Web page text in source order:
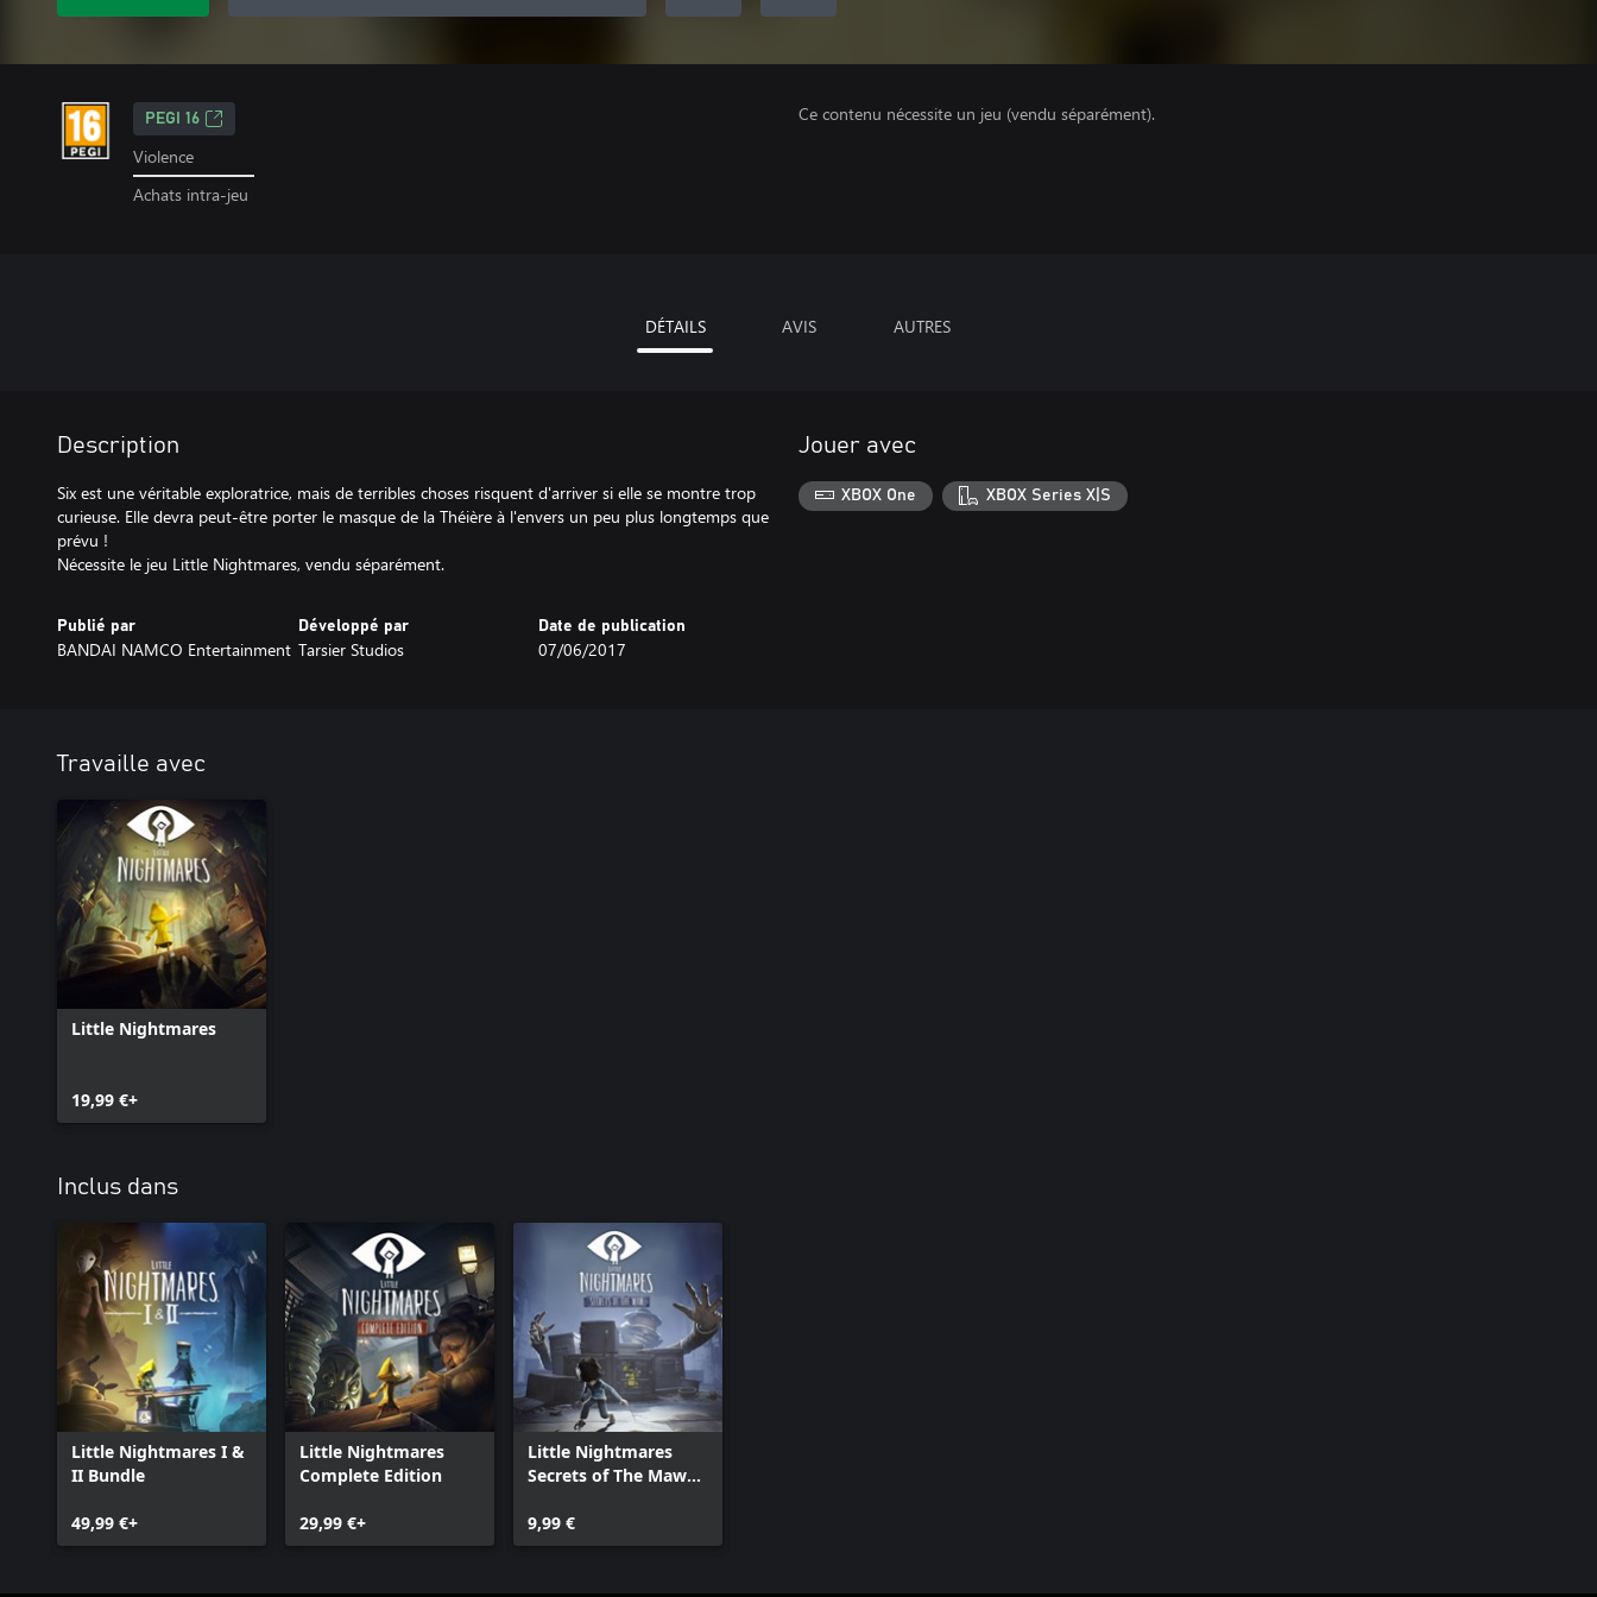
PEGI 16
Violence
Achats intra-jeu
Ce contenu nécessite un jeu (vendu séparément).
DÉTAILS AVIS AUTRES
Description
Six est une véritable exploratrice, mais de terribles choses risquent d'arriver si elle se montre trop
curieuse. Elle devra peut-être porter le masque de la Théière à l'envers un peu plus longtemps que
prévu !
Nécessite le jeu Little Nightmares, vendu séparément.
Publié par
BANDAI NAMCO Entertainment
Développé par
Tarsier Studios
Date de publication
07/06/2017
Jouer avec
XBOX One XBOX Series X|S
Travaille avec
Little Nightmares
19,99 €+
Inclus dans
Little Nightmares I &
II Bundle
49,99 €+
Little Nightmares
Complete Edition
29,99 €+
Little Nightmares
Secrets of The Maw
9,99 €